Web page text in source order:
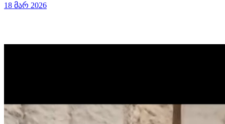
18 მარ 2026